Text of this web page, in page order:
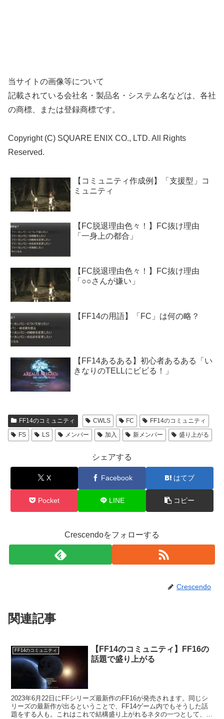
当サイトの画像等について
記載されている会社名・製品名・システム名などは、各社
の商標、または登録商標です。
Copyright (C) SQUARE ENIX CO., LTD. All Rights
Reserved.
【コミュニティ作成例】「支援型」コ
ミュニティ
【FC脱退理由色々！】FC抜け理由
「一身上の都合」
【FC脱退理由色々！】FC抜け理由
「○○さんが嫌い」
【FF14の用語】「FC」は何の略？
【FF14あるある】初心者あるある「い
きなりのTELLにビビる！」
FF14のコミュニティ CWLS FC
FF14のコミュニティ
FS
LS メンバー 加入 新メンバー 盛り上がる
シェアする
X Facebook はてブ
Pocket LINE コピー
Crescendoをフォローする
Crescendo
関連記事
FF14のコミュニティ
【FF14のコミュニティ】FF16の
話題で盛り上がる
2023年6月22日にFFシリーズ最新作のFF16が発売されます。同じシ
リーズの最新作が出るということで、FF14ゲーム内でもそうした話
題をする人も。これはこれで結構盛り上がれるネタの一つとして、プ